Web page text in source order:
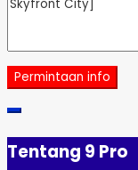
Permintaan info
Tentang 9 Pro